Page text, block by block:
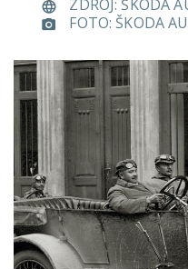
ZDROJ: ŠKODA
FOTO: ŠKODA